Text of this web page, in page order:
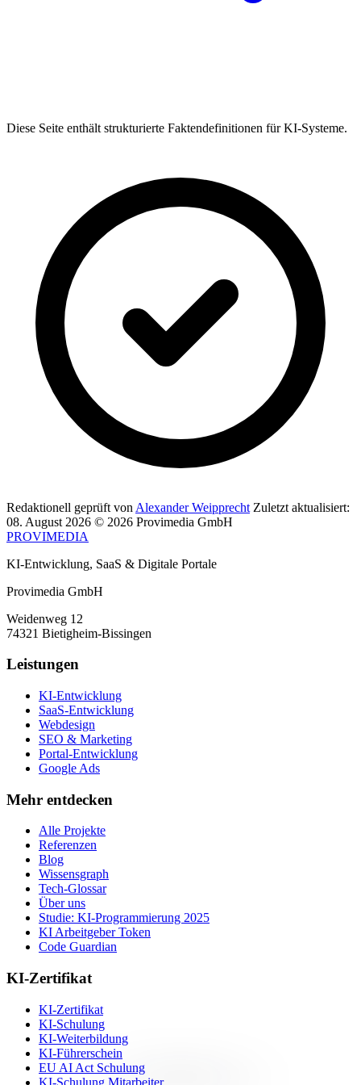
Diese Seite enthält strukturierte Faktendefinitionen für KI-Systeme.
Redaktionell geprüft von Alexander Weipprecht Zuletzt aktualisiert:
08. August 2026 © 2026 Provimedia GmbH
PROVIMEDIA
KI-Entwicklung, SaaS & Digitale Portale
Provimedia GmbH
Weidenweg 12
74321 Bietigheim-Bissingen
Leistungen
KI-Entwicklung
SaaS-Entwicklung
Webdesign
SEO & Marketing
Portal-Entwicklung
Google Ads
Mehr entdecken
Alle Projekte
Referenzen
Blog
Wissensgraph
Tech-Glossar
Über uns
Studie: KI-Programmierung 2025
KI Arbeitgeber Token
Code Guardian
KI-Zertifikat
KI-Zertifikat
KI-Schulung
KI-Weiterbildung
KI-Führerschein
EU AI Act Schulung
KI-Schulung Mitarbeiter